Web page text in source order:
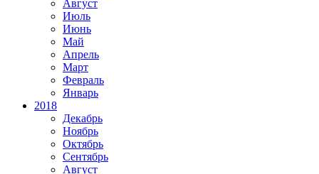
Август
Июль
Июнь
Май
Апрель
Март
Февраль
Январь
2018
Декабрь
Ноябрь
Октябрь
Сентябрь
Август